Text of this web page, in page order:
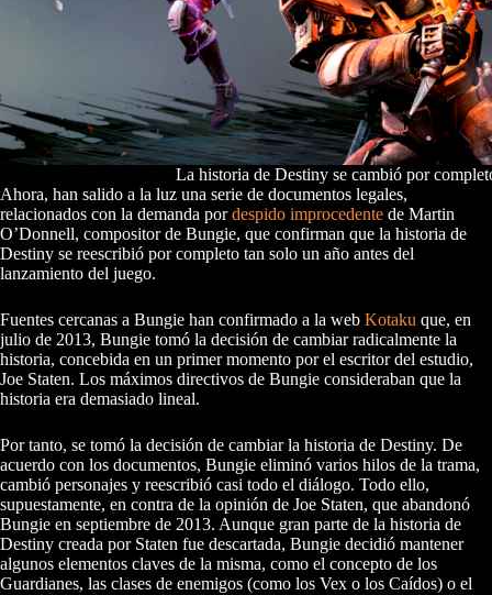
La historia de Destiny se cambió por
Ahora, han salido a la luz una serie de documentos legales,
relacionados con la demanda pordespido improcedente de Martin
O’Donnell, compositor de Bungie, que confirman que la historia de
Destiny se reescribió por completo tan solo un año antes del
lanzamiento del juego.
Fuentes cercanas a Bungie han confirmado a la web Kotaku que, en
julio de 2013, Bungie tomó la decisión de cambiar radicalmente la
historia, concebida en un primer momento por el escritor del estudio,
Joe Staten. Los máximos directivos de Bungie consideraban que la
historia era demasiado lineal.
Por tanto, se tomó la decisión de cambiar la historia de Destiny. De
acuerdo con los documentos, Bungie eliminó varios hilos de la trama,
cambió personajes y reescribió casi todo el diálogo. Todo ello,
supuestamente, en contra de la opinión de Joe Staten, que abandonó
Bungie en septiembre de 2013. Aunque gran parte de la historia de
Destiny creada por Staten fue descartada, Bungie decidió mantener
algunos elementos claves de la misma, como el concepto de los
Guardianes, las clases de enemigos (como los Vex o los Caídos) o el